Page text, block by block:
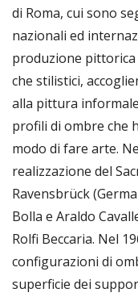
di Roma, cui sono
nazionali ed
produzione
che stilistici,
alla pittura
profili di ombre che
modo di fare arte.
realizzazione del
Ravensbrück
Bolla e Araldo
Rolfi Beccaria. Nel
configurazioni di
superficie dei